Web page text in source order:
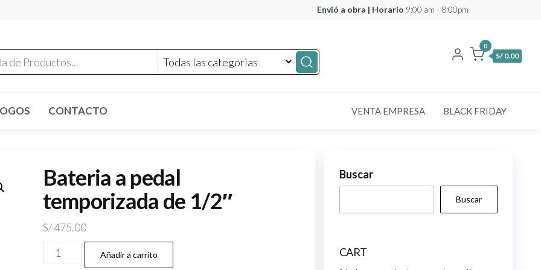
Envió a obra | Horario 9:00 am - 8:00pm
0
S/ 0.00
CONTACTO VENTA EMPRESA BLACK FRIDAY
Bateria a pedal
temporizada de 1/2″
S/475.00
Bateria
a
Añadir a carrito
Buscar
Buscar
CART